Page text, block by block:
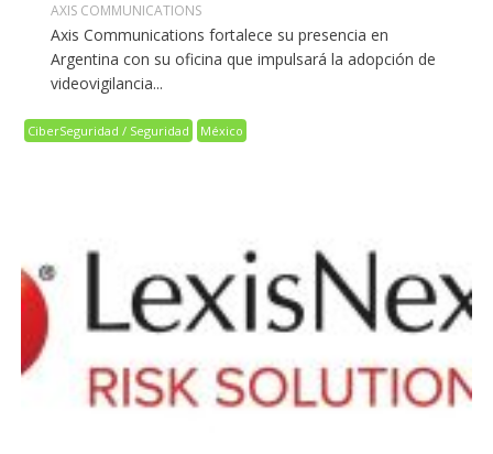
AXIS COMMUNICATIONS
Axis Communications fortalece su presencia en
Argentina con su oficina que impulsará la adopción de
videovigilancia...
CiberSeguridad / Seguridad México